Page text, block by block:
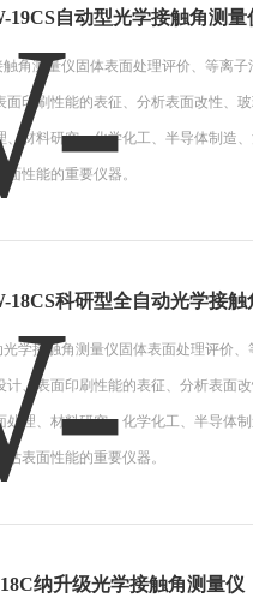
19CS自动型光学接触角测量
触角测量仪固体表面处理评价、等离
面印刷性能的表征、分析表面改性、
、材料研究、化学化工、半导体制造
性能的重要仪器。
18CS科研型全自动光学接触
光学接触角测量仪固体表面处理评价
计、表面印刷性能的表征、分析表面
处理、材料研究、化学化工、半导体
表面性能的重要仪器。
纳升级光学接触角测量仪